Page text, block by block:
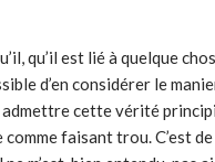
qu’il est lié à quelque
d’en considérer le
cette vérité
comme faisant trou. C’est